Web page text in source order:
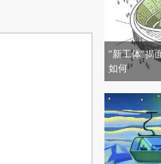
“新工体”揭
如何